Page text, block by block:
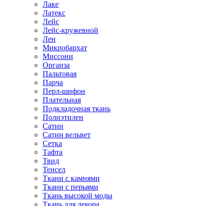
Лаке
Латекс
Лейс
Лейс-кружевной
Лен
Микробархат
Миссони
Органза
Пальтовая
Парча
Перл-шифон
Плательная
Подкладочная ткань
Полиэтилен
Сатин
Сатин вельвет
Сетка
Тафта
Твид
Тенсел
Ткани с камнями
Ткани с перьями
Ткань высокой моды
Ткань для декора